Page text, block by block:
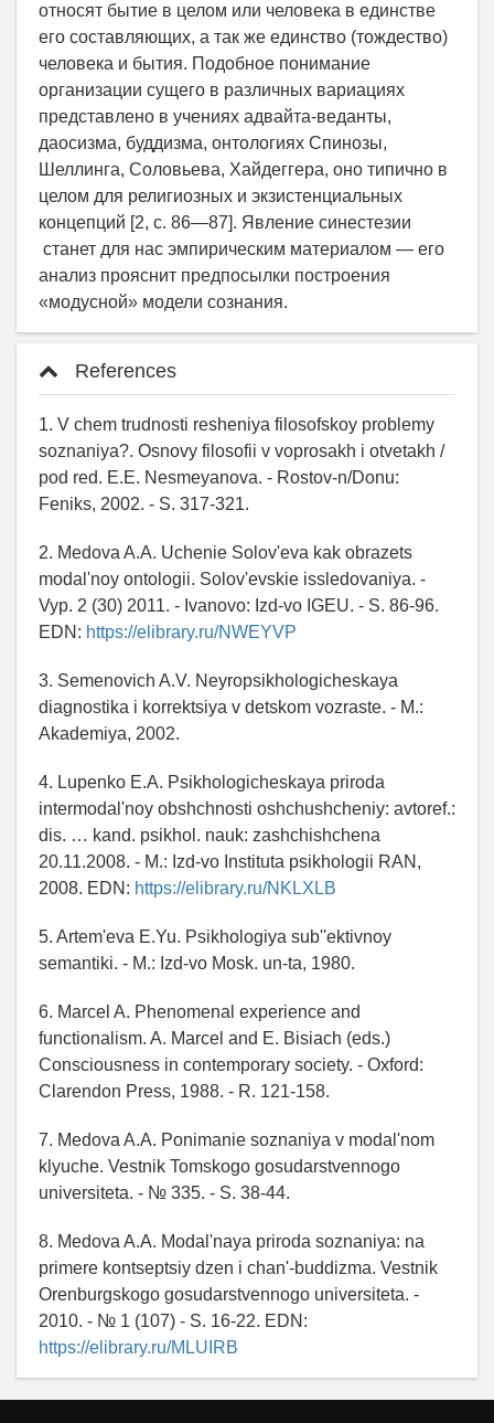
относят бытие в целом или человека в единстве
его составляющих, а так же единство (тождество)
человека и бытия. Подобное понимание
организации сущего в различных вариациях
представлено в учениях адвайта-веданты,
даосизма, буддизма, онтологиях Спинозы,
Шеллинга, Соловьева, Хайдеггера, оно типично в
целом для религиозных и экзистенциальных
концепций [2, с. 86—87]. Явление синестезии
станет для нас эмпирическим материалом — его
анализ прояснит предпосылки построения
«модусной» модели сознания.
References
1. V chem trudnosti resheniya filosofskoy problemy
soznaniya?. Osnovy filosofii v voprosakh i otvetakh /
pod red. E.E. Nesmeyanova. - Rostov-n/Donu:
Feniks, 2002. - S. 317-321.
2. Medova A.A. Uchenie Solov'eva kak obrazets
modal'noy ontologii. Solov'evskie issledovaniya. -
Vyp. 2 (30) 2011. - Ivanovo: Izd-vo IGEU. - S. 86-96.
EDN: https://elibrary.ru/NWEYVP
3. Semenovich A.V. Neyropsikhologicheskaya
diagnostika i korrektsiya v detskom vozraste. - M.:
Akademiya, 2002.
4. Lupenko E.A. Psikhologicheskaya priroda
intermodal'noy obshchnosti oshchushcheniy: avtoref.:
dis. … kand. psikhol. nauk: zashchishchena
20.11.2008. - M.: Izd-vo Instituta psikhologii RAN,
2008. EDN: https://elibrary.ru/NKLXLB
5. Artem'eva E.Yu. Psikhologiya sub''ektivnoy
semantiki. - M.: Izd-vo Mosk. un-ta, 1980.
6. Marcel A. Phenomenal experience and
functionalism. A. Marcel and E. Bisiach (eds.)
Consciousness in contemporary society. - Oxford:
Clarendon Press, 1988. - R. 121-158.
7. Medova A.A. Ponimanie soznaniya v modal'nom
klyuche. Vestnik Tomskogo gosudarstvennogo
universiteta. - № 335. - S. 38-44.
8. Medova A.A. Modal'naya priroda soznaniya: na
primere kontseptsiy dzen i chan'-buddizma. Vestnik
Orenburgskogo gosudarstvennogo universiteta. -
2010. - № 1 (107) - S. 16-22. EDN:
https://elibrary.ru/MLUIRB